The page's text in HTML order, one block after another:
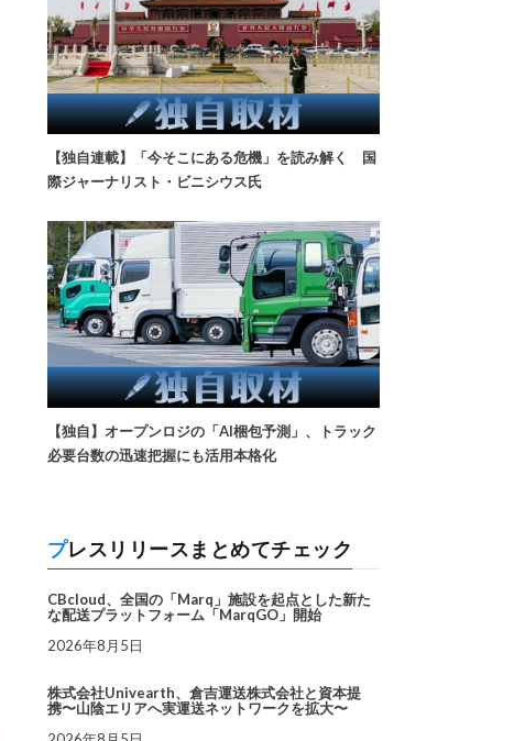
【独自連載】「今そこにある危機」を読み解く 国
際ジャーナリスト・ビニシウス氏
【独自】オープンロジの「AI梱包予測」、トラック
必要台数の迅速把握にも活用本格化
プレスリリースまとめてチェック
CBcloud、全国の「Marq」施設を起点とした新た
な配送プラットフォーム「MarqGO」開始
2026年8月5日
株式会社Univearth、倉吉運送株式会社と資本提
携〜山陰エリアへ実運送ネットワークを拡大〜